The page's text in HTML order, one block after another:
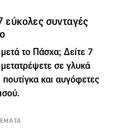
εύκολες συνταγές
το Πάσχα; Δείτε 7
σε γλυκά
και αυγόφετες